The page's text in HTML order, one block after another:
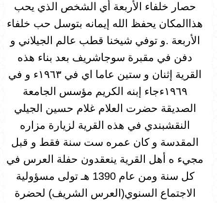
حصار خلفاء الأربعة أي الشخص الذي يحب
هذاالمكان يحفظ الله إيمانه بتوسل حب خلفاء
الأربعة .و توفي شيخنا قطب عالم الجيلاني و
دفن في مقبرة سوجاشريف بعد بناء هذه
القرية إثنان و ستين عاما اي في ١٩٦٣ء و في
١٩٦٩ءجاء إبنه الکریم مؤسس الجامعة
الصديقة حضرت العلام غلام حسين الجيلي
النقشبندي في هذه القرية لزيارة مزاره
المقدسة و كان عمره ست سنة فقط و قبل
مجيء ه أهل القرية ينعقدون حفلة العرس في
كل سنة ومن عام 1390 هـ تولى مسؤولية
الاجتماع السنوي(العرس الشريف) لحضرة